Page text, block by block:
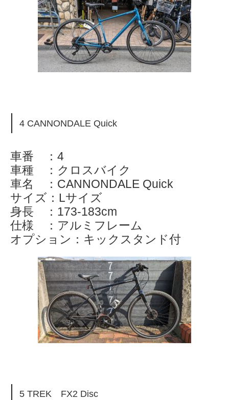
4 CANNONDALE Quick
車番 ：4
車種 ：クロスバイク
車名 ：CANNONDALE Quick
サイズ：Lサイズ
身長 ：173-183cm
仕様 ：アルミフレーム
オプション：キックスタンド付
5 TREK FX2 Disc